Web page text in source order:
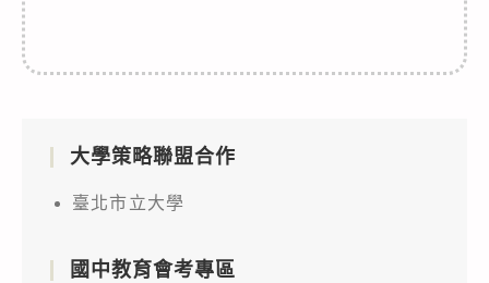
大學策略聯盟合作
臺北市立大學
國中教育會考專區